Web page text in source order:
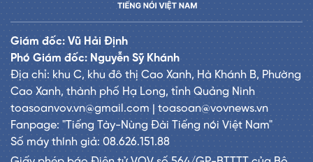
Giám đốc: Vũ Hải Định
Phó Giám đốc: Nguyễn Sỹ Khánh
Địa chỉ: khu C, khu đô thị Cao Xanh, Hà Khánh B, Phường
Cao Xanh, thành phố Hạ Long, tỉnh Quảng Ninh
toasoanvov.vn@gmail.com | toasoan@vovnews.vn
Fanpage: "Tiếng Tày-Nùng Đài Tiếng nói Việt Nam"
Số máy thính giả: 08.626.151.88